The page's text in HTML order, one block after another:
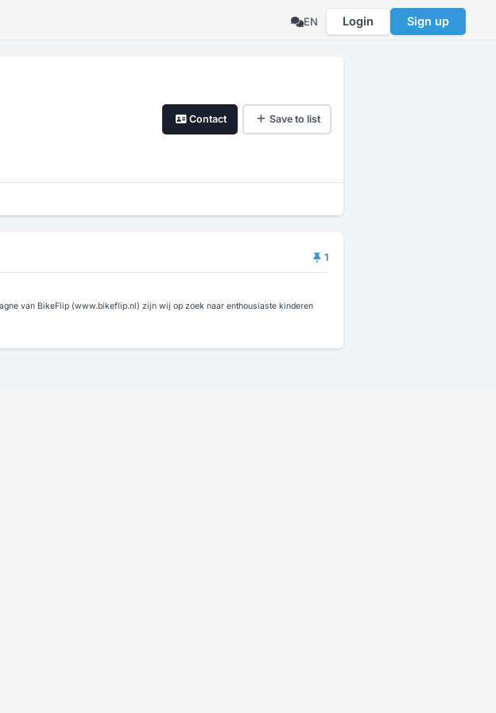
EN Login Sign up
Contact Save to list
1
van BikeFlip (www.bikeflip.nl) zijn wij op zoek naar enthousiaste kinderen